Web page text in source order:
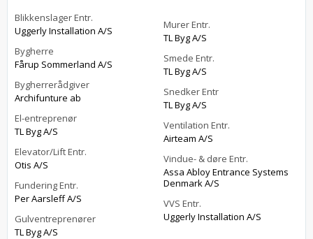
Blikkenslager Entr.
Uggerly Installation A/S
Bygherre
Fårup Sommerland A/S
Bygherrerådgiver
Archifunture ab
El-entreprenør
TL Byg A/S
Elevator/Lift Entr.
Otis A/S
Fundering Entr.
Per Aarsleff A/S
Gulventreprenører
TL Byg A/S
Murer Entr.
TL Byg A/S
Smede Entr.
TL Byg A/S
Snedker Entr
TL Byg A/S
Ventilation Entr.
Airteam A/S
Vindue- & døre Entr.
Assa Abloy Entrance Systems
Denmark A/S
VVS Entr.
Uggerly Installation A/S